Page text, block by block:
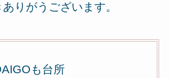
りがうございます。
も台所